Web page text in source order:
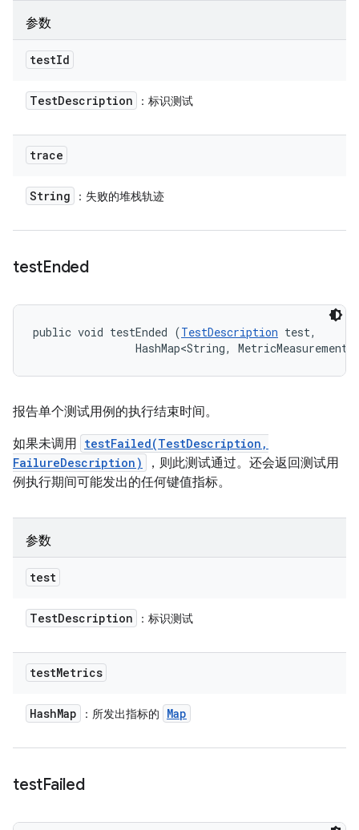
参数
testId
TestDescription ：标识测试
trace
String ：失败的堆栈轨迹
testEnded
public void testEnded (TestDescription test,
HashMap<String,
报告单个测试用例的执行结束时间。
如果未调用 testFailed(TestDescription,
FailureDescription)
，则此测试通过。还会返回测试用
例执行期间可能发出的任何键值指标。
参数
test
TestDescription ：标识测试
testMetrics
HashMap ：所发出指标的 Map
testFailed